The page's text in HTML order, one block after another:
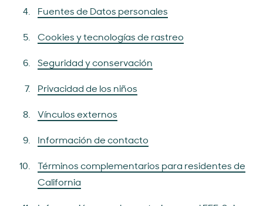
Fuentes de Datos personales
Cookies y tecnologías de rastreo
Seguridad y conservación
Privacidad de los niños
Vínculos externos
Información de contacto
Términos complementarios para residentes de
California